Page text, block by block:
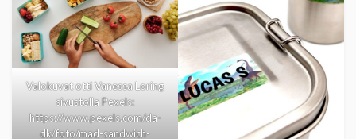
Valokuvat otti Vanessa Loring
sivustolla Pexels:
https://www.pexels.com/da-
dk/foto/mad-sandwich-